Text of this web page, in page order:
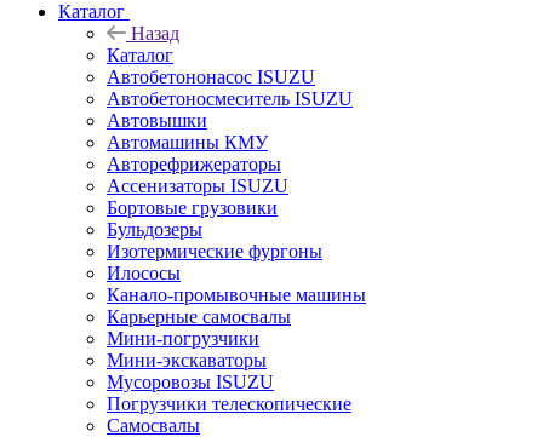
Каталог
Назад
Каталог
Автобетононасос ISUZU
Автобетоносмеситель ISUZU
Автовышки
Автомашины КМУ
Авторефрижераторы
Ассенизаторы ISUZU
Бортовые грузовики
Бульдозеры
Изотермические фургоны
Илососы
Канало-промывочные машины
Карьерные самосвалы
Мини-погрузчики
Мини-экскаваторы
Мусоровозы ISUZU
Погрузчики телескопические
Самосвалы